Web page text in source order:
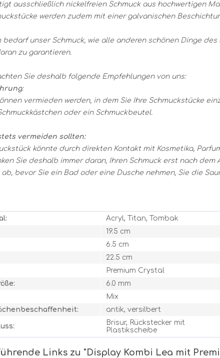
ausschließlich nickelfreien Schmuck aus hochwertigen
werden zudem mit einer galvanischen
bedarf unser Schmuck, wie alle anderen schönen Dinge
zu garantieren.
Sie deshalb folgende Empfehlungen von uns:
:
vermieden werden, in dem Sie Ihre Schmuckstücke
oder ein Schmuckbeutel.
vermeiden sollten:
könnte durch direkten Kontakt mit Kosmetika,
Sie deshalb immer daran, Ihren Schmuck erst nach
ab, bevor Sie ein Bad oder eine Dusche nehmen, Sie die
Acryl, Titan, Tombak
19.5 cm
6.5 cm
22.5 cm
Premium Crystal
6.0 mm
Mix
antik, versilbert
Brisur, Rückstecker mit
Plastikscheibe
Links zu "Display Kombi Lea mit